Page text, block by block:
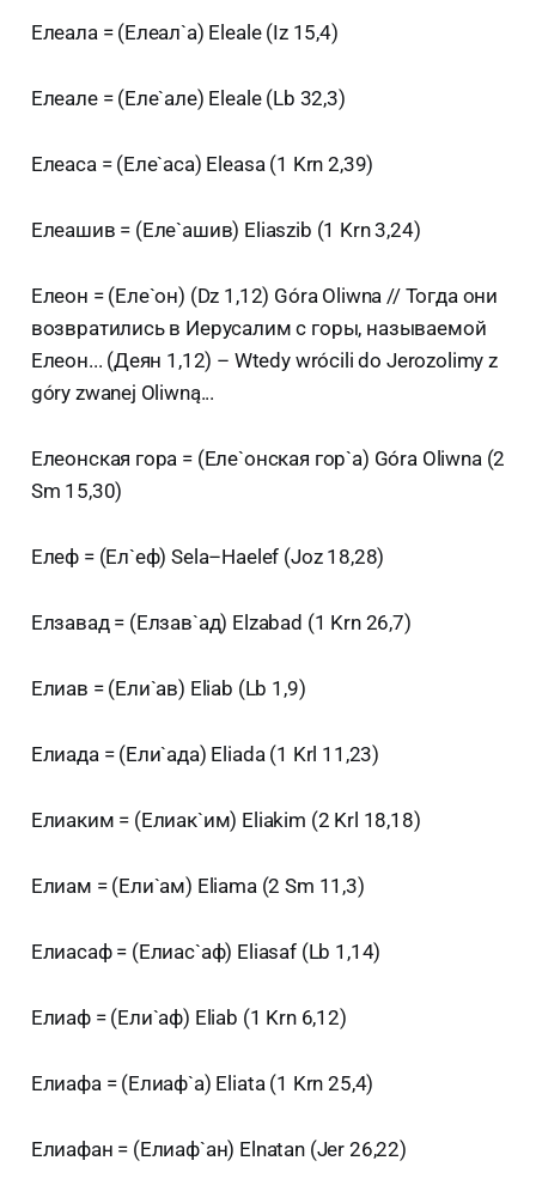
Елеала = (Елеал`а) Eleale (Iz 15,4)
Елеале = (Еле`але) Eleale (Lb 32,3)
Елеаса = (Еле`аса) Eleasa (1 Krn 2,39)
Елеашив = (Еле`ашив) Eliaszib (1 Krn 3,24)
Елеон = (Еле`он) (Dz 1,12) Góra Oliwna // Тогда они
возвратились в Иерусалим с горы, называемой
Елеон... (Деян 1,12) – Wtedy wrócili do Jerozolimy z
góry zwanej Oliwną...
Елеонская гора = (Еле`онская гор`а) Góra Oliwna (2
Sm 15,30)
Елеф = (Ел`еф) Sela–Haelef (Joz 18,28)
Елзавад = (Елзав`ад) Elzabad (1 Krn 26,7)
Елиав = (Ели`ав) Eliab (Lb 1,9)
Елиада = (Ели`ада) Eliada (1 Krl 11,23)
Елиаким = (Елиак`им) Eliakim (2 Krl 18,18)
Елиам = (Ели`ам) Eliama (2 Sm 11,3)
Елиасаф = (Елиас`аф) Eliasaf (Lb 1,14)
Елиаф = (Ели`аф) Eliab (1 Krn 6,12)
Елиафа = (Елиаф`а) Eliata (1 Krn 25,4)
Елиафан = (Елиаф`ан) Elnatan (Jer 26,22)